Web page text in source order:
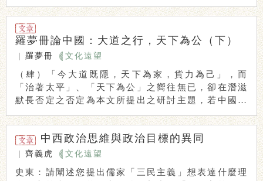
羅夢冊論中國：大道之行，天下為公（下）
羅夢冊 文化遠望
（肆）「今大道既隱，天下為家，貨力為己」，而
「治著太平」、「天下為公」之嚮往無已，卻在潛滋
默長否定之否定為本文所提出之研討主題，若中國社
中西政治思維與政治目標的異同
齊義虎 文化遠望
史東：請闡述您提出儒家「三民主義」想表達什麼理